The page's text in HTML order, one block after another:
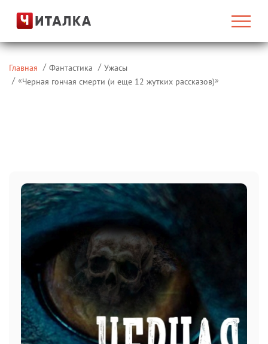
Главная Фантастика
Ужасы
«Черная гончая смерти (и еще 12 жутких рассказов)»